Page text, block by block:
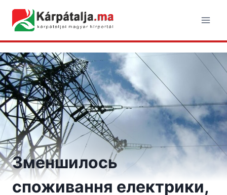
content
Зменшилось
споживання електрики,